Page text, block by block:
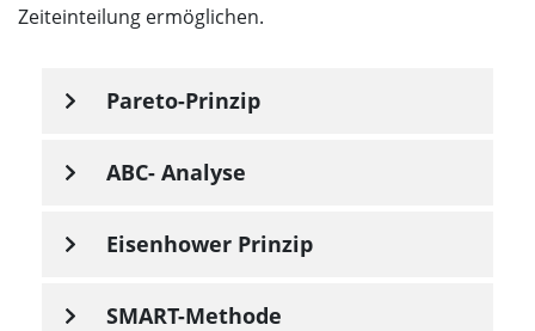
Zeiteinteilung ermöglichen.
Pareto-Prinzip
ABC- Analyse
Eisenhower Prinzip
SMART-Methode